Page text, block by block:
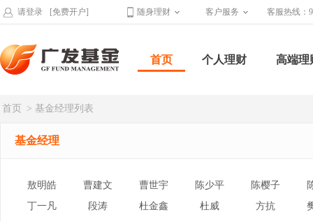
请登录 [免费开户] 随身理财 客户服务 客服热线：
首页 个人理财 高端理
首页 > 基金经理列表
基金经理
敖明皓 曹建文 曹世宇 陈少平 陈樱子
丁一凡
段涛 杜金鑫 杜威 方抗